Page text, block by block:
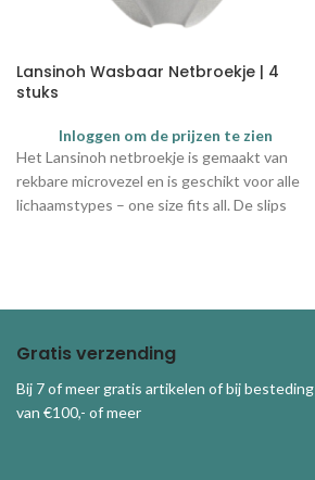
Lansinoh Wasbaar Netbroekje | 4
stuks
Inloggen om de prijzen te zien
Het Lansinoh netbroekje is gemaakt van
rekbare microvezel en is geschikt voor alle
lichaamstypes – one size fits all. De slips
Gratis verzending
Bij 7 of meer gratis artikelen of bij besteding
van €100,- of meer